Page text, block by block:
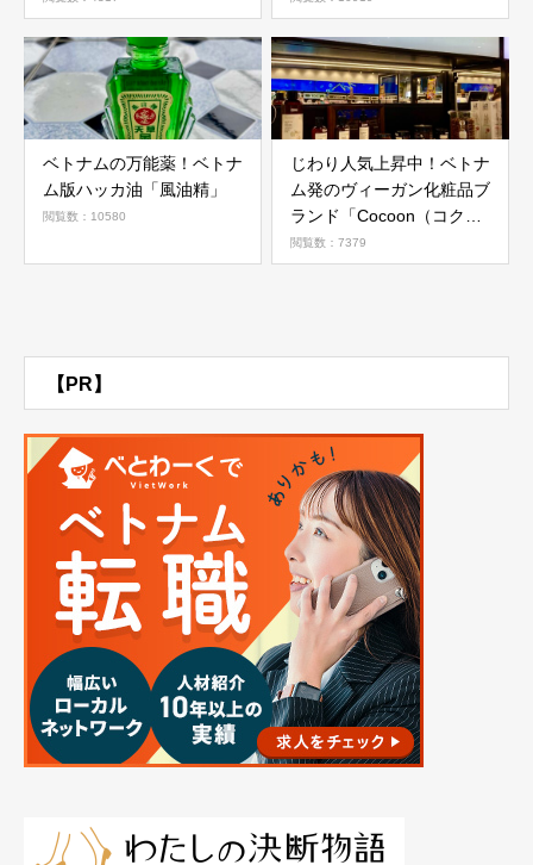
ベトナムの万能薬！ベトナ
ム版ハッカ油「風油精」
閲覧数：10580
じわり人気上昇中！ベトナ
ム発のヴィーガン化粧品ブ
ランド「Cocoon（コクー
ン）」
閲覧数：7379
【PR】